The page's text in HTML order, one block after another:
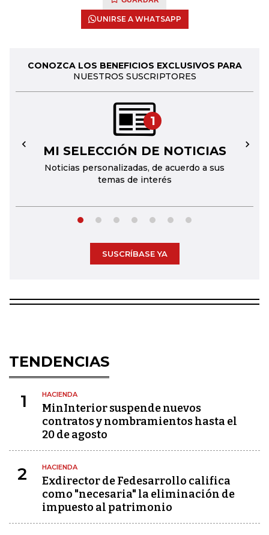
UNIRSE A WHATSAPP
CONOZCA LOS BENEFICIOS EXCLUSIVOS PARA
NUESTROS SUSCRIPTORES
1
MI SELECCIÓN DE NOTICIAS
Noticias personalizadas, de acuerdo a sus
temas de interés
← →
SUSCRÍBASE YA
TENDENCIAS
1 HACIENDA
MinInterior suspende nuevos
contratos y nombramientos hasta el
20 de agosto
2 HACIENDA
Exdirector de Fedesarrollo califica
como "necesaria" la eliminación de
impuesto al patrimonio